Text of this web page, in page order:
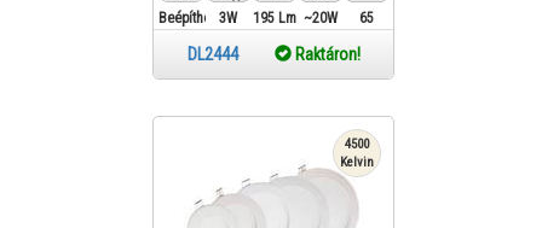
Beépíthető3W 195 Lm ~20W 65
DL2444 Raktáron!
4500
Kelvin